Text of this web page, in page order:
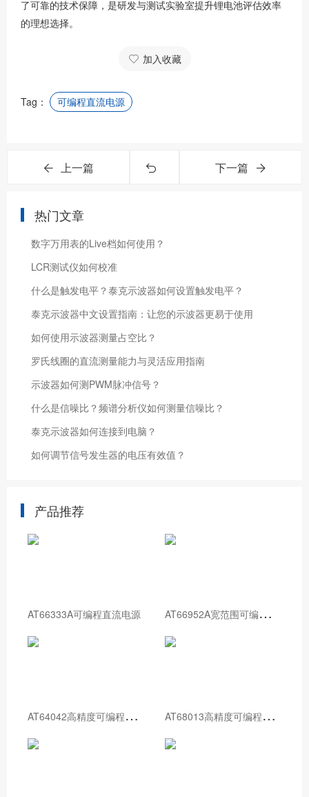
了可靠的技术保障，是研发与测试实验室提升锂电池评估效率
的理想选择。
加入收藏
Tag： 可编程直流电源
上一篇 下一篇
热门文章
数字万用表的Live档如何使用？
LCR测试仪如何校准
什么是触发电平？泰克示波器如何设置触发电平？
泰克示波器中文设置指南：让您的示波器更易于使用
如何使用示波器测量占空比？
罗氏线圈的直流测量能力与灵活应用指南
示波器如何测PWM脉冲信号？
什么是信噪比？频谱分析仪如何测量信噪比？
泰克示波器如何连接到电脑？
如何调节信号发生器的电压有效值？
产品推荐
AT66333A可编程直流电源 A
T66952A宽范围可编程直流电源
A
T64042高精度可编程直流电源 A
T68013高精度可编程直流电源